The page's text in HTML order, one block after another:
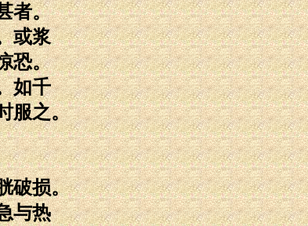
者。
或浆
恐。
如千
服之。
破损。
与热